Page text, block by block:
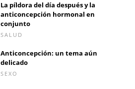
La píldora del día después y la
anticoncepción hormonal en
conjunto
SALUD
Anticoncepción: un tema aún
delicado
SEXO